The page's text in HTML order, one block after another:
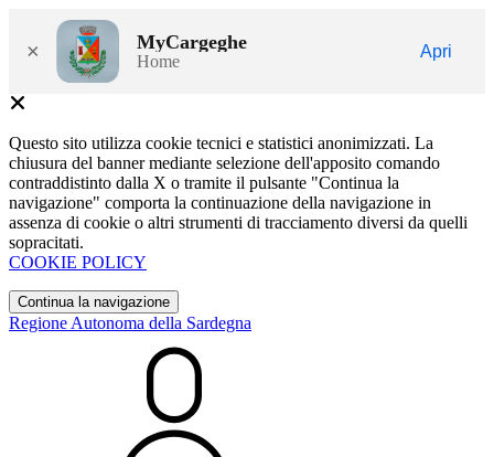
× MyCargeghe
Home
Apri
Questo sito utilizza cookie tecnici e statistici anonimizzati. La
chiusura del banner mediante selezione dell'apposito comando
contraddistinto dalla X o tramite il pulsante "Continua la
navigazione" comporta la continuazione della navigazione in
assenza di cookie o altri strumenti di tracciamento diversi da quelli
sopracitati.
COOKIE POLICY
Continua la navigazione
Regione Autonoma della Sardegna